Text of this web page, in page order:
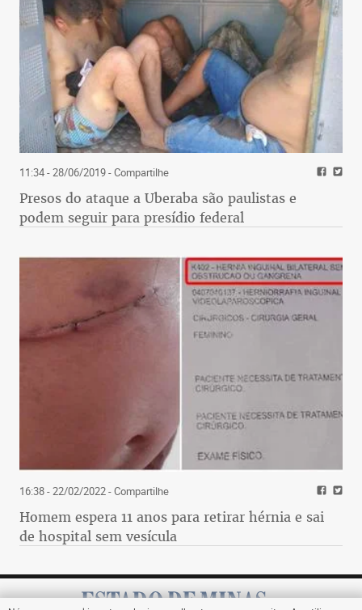
11:34 - 28/06/2019- Compartilhe
Presos do ataque a Uberaba são paulistas e
podem seguir para presídio federal
16:38 - 22/02/2022- Compartilhe
Homem espera 11 anos para retirar hérnia e sai
de hospital sem vesícula